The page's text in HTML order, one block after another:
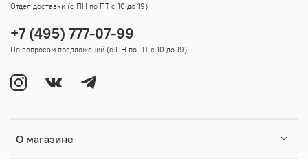
О магазине
Отдел доставки (с ПН по ПТ с 10 до 19)
+7 (495) 777-07-99
По вопросам предложений (с ПН по ПТ с 10 до 19)